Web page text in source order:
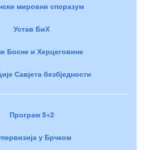
мировни споразум
Устав БиХ
Босне и Херцеговине
Савјета безбједности
Програм 5+2
у Брчком